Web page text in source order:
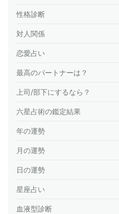
性格診断
対人関係
恋愛占い
最高のパートナーは？
上司/部下にするなら？
六星占術の鑑定結果
年の運勢
月の運勢
日の運勢
星座占い
血液型診断